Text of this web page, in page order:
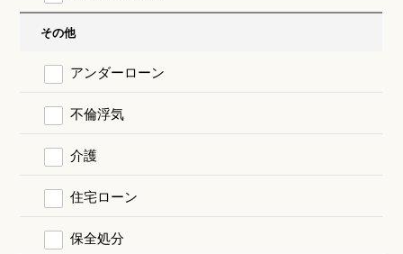
その他
アンダーローン
不倫浮気
介護
住宅ローン
保全処分